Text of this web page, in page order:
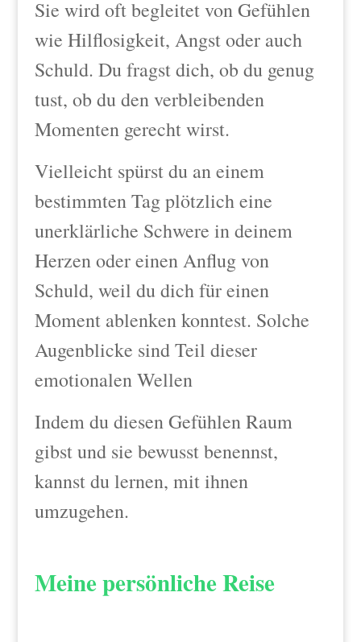
Sie wird oft begleitet von Gefühlen
wie Hilflosigkeit, Angst oder auch
Schuld. Du fragst dich, ob du genug
tust, ob du den verbleibenden
Momenten gerecht wirst.
Vielleicht spürst du an einem
bestimmten Tag plötzlich eine
unerklärliche Schwere in deinem
Herzen oder einen Anflug von
Schuld, weil du dich für einen
Moment ablenken konntest. Solche
Augenblicke sind Teil dieser
emotionalen Wellen
Indem du diesen Gefühlen Raum
gibst und sie bewusst benennst,
kannst du lernen, mit ihnen
umzugehen.
Meine persönliche Reise